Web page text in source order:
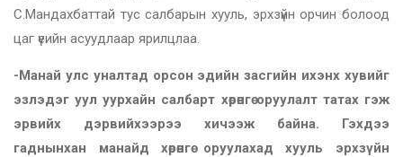
С.Мандахбаттай тус салбарын хууль, эрхзүйн орчин болоод
цаг үеийн асуудлаар ярилцлаа.
-Манай улс уналтад орсон эдийн засгийн ихэнх хувийг
эзлэдэг уул уурхайн салбарт хөрөнгө оруулалт татах гэж
эрвийх дэрвийхээрээ хичээж байна. Гэхдээ
гаднынхан манайд хөрөнгө оруулахад хууль эрхзүйн